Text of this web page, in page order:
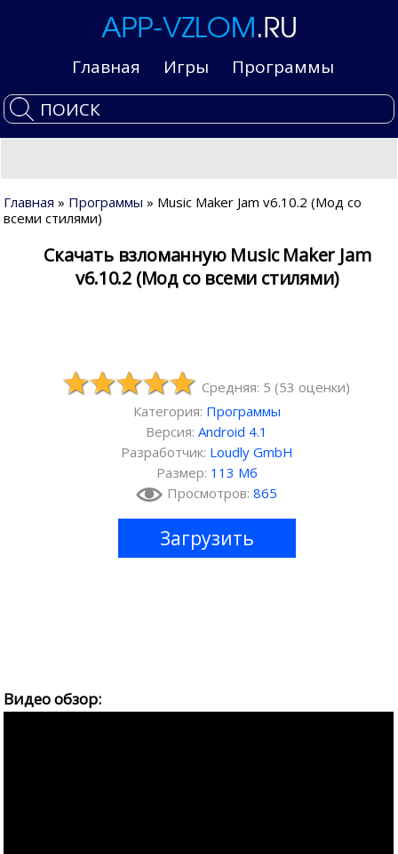
Главная Игры Программы
Главная » Программы » Music Maker Jam v6.10.2 (Мод со
всеми стилями)
Скачать взломанную Music Maker Jam
v6.10.2 (Мод со всеми стилями)
Средняя: 5 (53 оценки)
Категория: Программы
Версия:Android 4.1
Разработчик: Loudly GmbH
Размер: 113 Мб
Просмотров:865
Загрузить
Видео обзор: